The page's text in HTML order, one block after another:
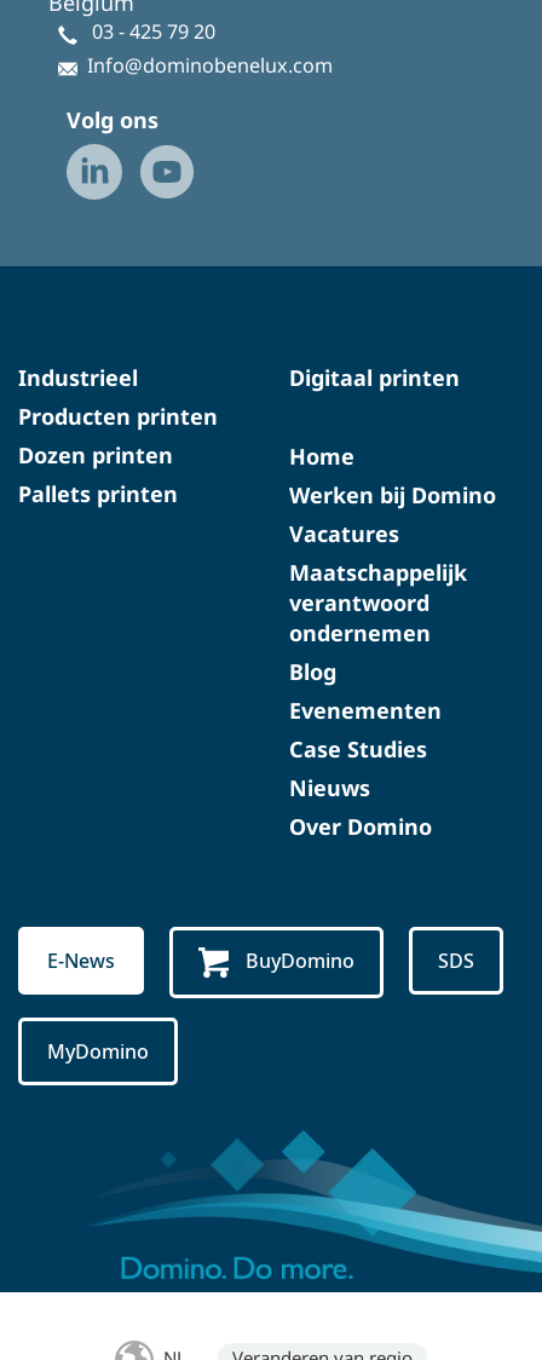
03 - 425 79 20
Info@dominobenelux.com
Volg ons
Industrieel
Producten printen
Dozen printen
Pallets printen
Digitaal printen
Home
Werken bij Domino
Vacatures
Maatschappelijk
verantwoord
ondernemen
Blog
Evenementen
Case Studies
Nieuws
Over Domino
E-News BuyDomino SDS
MyDomino